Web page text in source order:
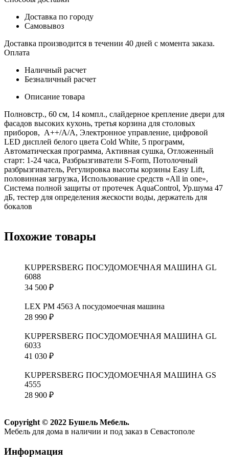
Доставка по городу
Самовывоз
Доставка производится в течении 40 дней с момента заказа.
Оплата
Наличный расчет
Безналичный расчет
Описание товара
Полновстр., 60 см, 14 компл., слайдерное крепление двери для
фасадов высоких кухонь, третья корзина для столовых
приборов, А++/A/A, Электронное управление, цифровой
LED дисплей белого цвета Cold White, 5 программ,
Автоматическая программа, Активная сушка, Отложенный
старт: 1-24 часа, Разбрызгиватели S-Form, Потолочный
разбрызгиватель, Регулировка высоты корзины Easy Lift,
половинная загрузка, Использование средств «All in one»,
Система полной защиты от протечек AquaControl, Ур.шума 47
дБ, тестер для определения жескости воды, держатель для
бокалов
Похожие товары
KUPPERSBERG ПОСУДОМОЕЧНАЯ МАШИНА GL
6088
34 500 ₽
LEX PM 4563 A посудомоечная машина
28 990 ₽
KUPPERSBERG ПОСУДОМОЕЧНАЯ МАШИНА GL
6033
41 030 ₽
KUPPERSBERG ПОСУДОМОЕЧНАЯ МАШИНА GS
4555
28 900 ₽
Copyright © 2022 Бушель Мебель.
Мебель для дома в наличии и под заказ в Севастополе
Информация